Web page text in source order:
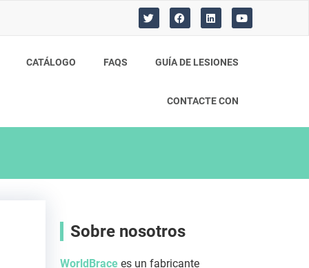
T
w
i
F
a
c
o
L
i
n
d
Y
o
u
CATÁLOGO FAQS GUÍA DE LESIONES
CONTACTE CON
Sobre nosotros
WorldBrace es un fabricante